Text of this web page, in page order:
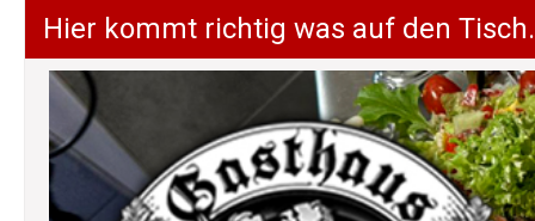
Hier kommt richtig was auf den Tisch.